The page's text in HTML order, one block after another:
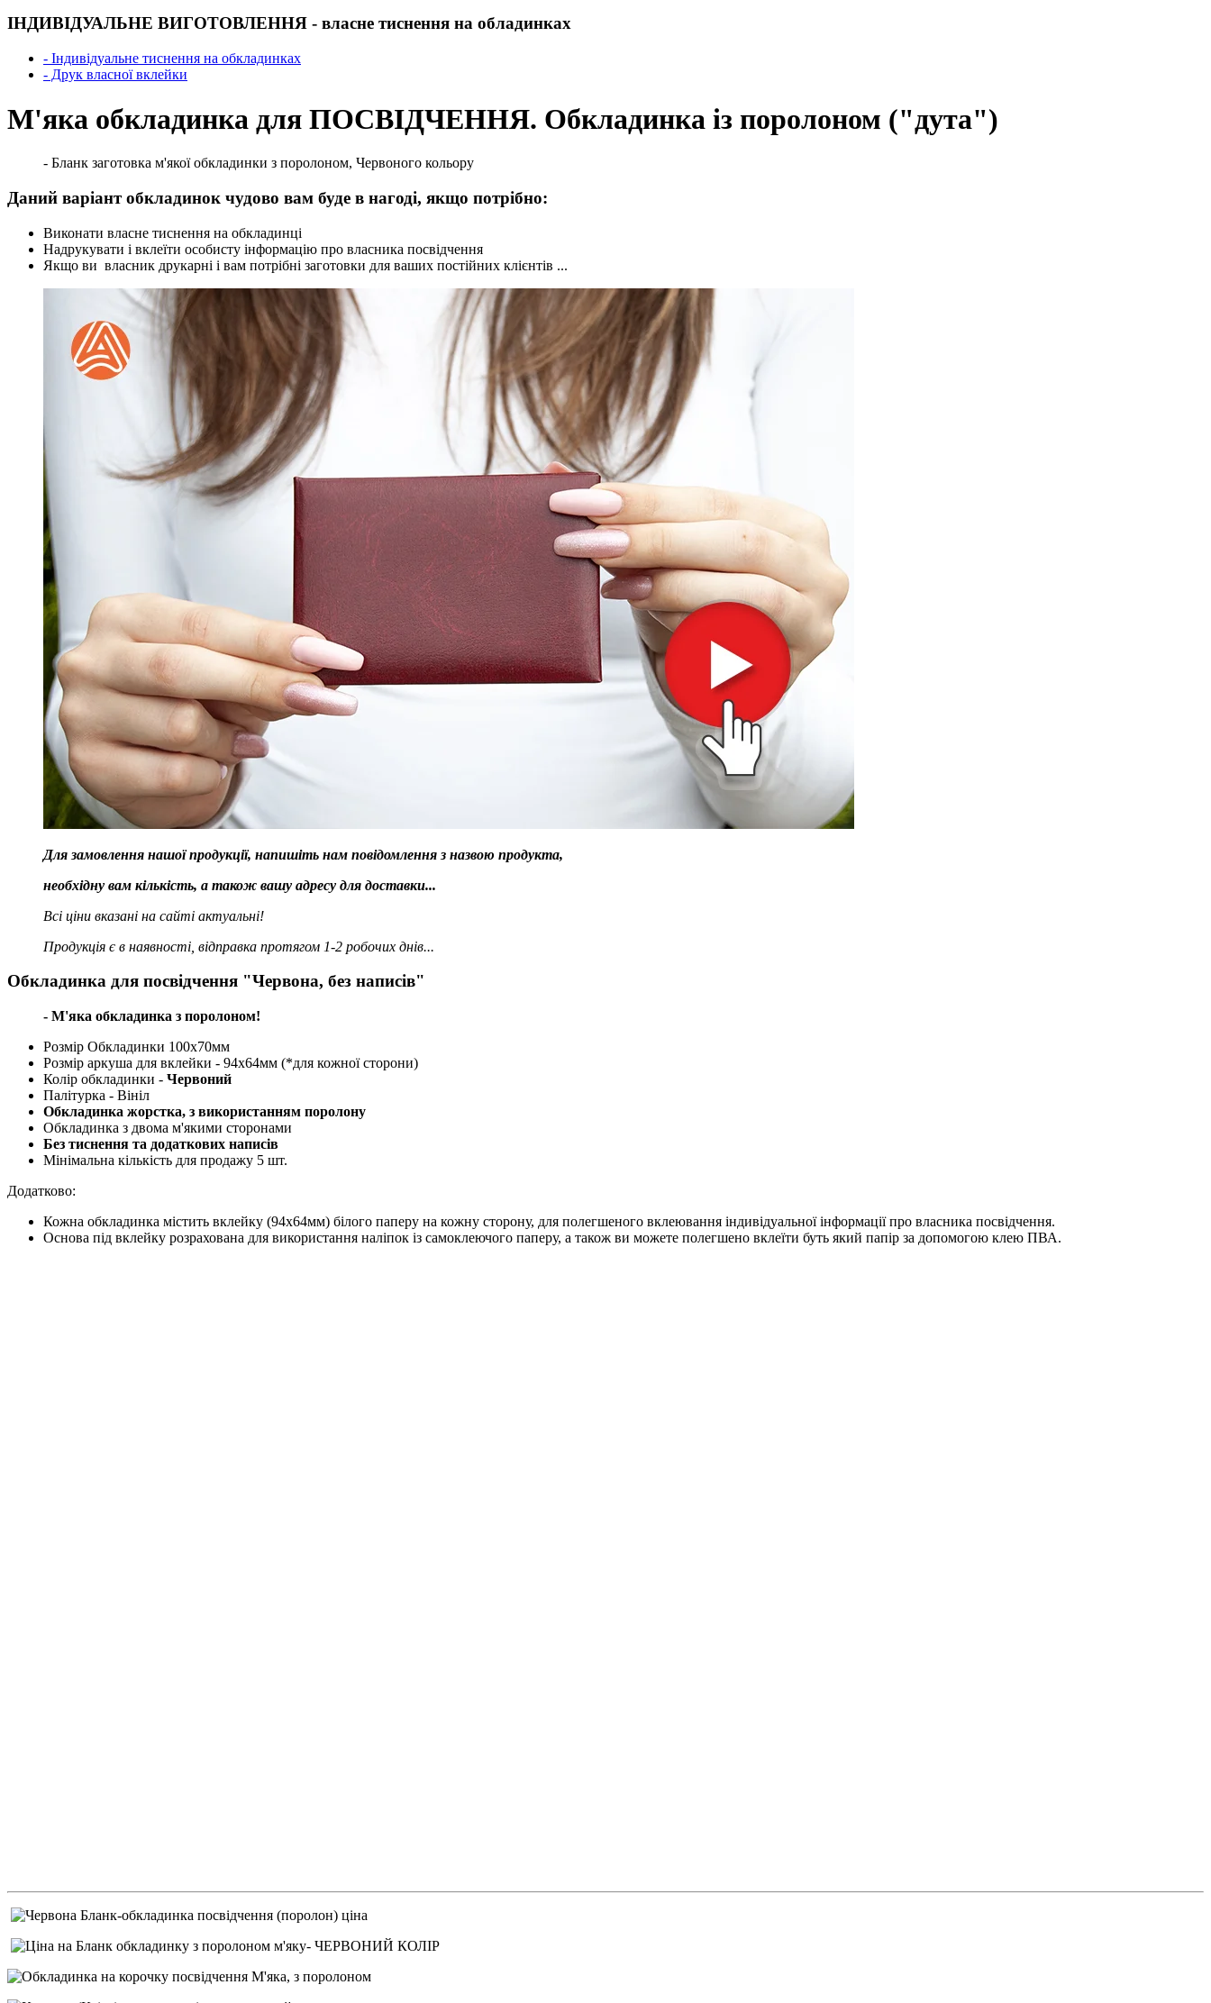
ІНДИВІДУАЛЬНЕ ВИГОТОВЛЕННЯ - власне тиснення на обладинках
- Індивідуальне тиснення на обкладинках
- Друк власної вклейки
М'яка обкладинка для ПОСВІДЧЕННЯ. Обкладинка із поролоном ("дута")
- Бланк заготовка м'якої обкладинки з поролоном, Червоного кольору
Даний варіант обкладинок чудово вам буде в нагоді, якщо потрібно:
Виконати власне тиснення на обкладинці
Надрукувати і вклеїти особисту інформацію про власника посвідчення
Якщо ви власник друкарні і вам потрібні заготовки для ваших постійних клієнтів ...
Для замовлення нашої продукції, напишіть нам повідомлення з назвою продукта,
необхідну вам кількість, а також вашу адресу для доставки...
Всі ціни вказані на сайті актуальні!
Продукція є в наявності, відправка протягом 1-2 робочих днів...
Обкладинка для посвідчення "Червона, без написів"
- М'яка обкладинка з поролоном!
Розмір Обкладинки 100х70мм
Розмір аркуша для вклейки - 94х64мм (*для кожної сторони)
Колір обкладинки - Червоний
Палітурка - Вініл
Обкладинка жорстка, з використанням поролону
Обкладинка з двома м'якими сторонами
Без тиснення та додаткових написів
Мінімальна кількість для продажу 5 шт.
Додатково:
Кожна обкладинка містить вклейку (94х64мм) білого паперу на кожну сторону, для полегшеного вклеювання індивідуальної інформації про власника посвідчення.
Основа під вклейку розрахована для використання наліпок із самоклеючого паперу, а також ви можете полегшено вклеїти буть який папір за допомогою клею ПВА.